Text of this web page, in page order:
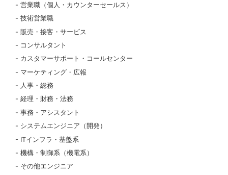
営業職（個人・カウンターセールス）
技術営業職
販売・接客・サービス
コンサルタント
カスタマーサポート・コールセンター
マーケティング・広報
人事・総務
経理・財務・法務
事務・アシスタント
システムエンジニア（開発）
ITインフラ・基盤系
機構・制御系（機電系）
その他エンジニア